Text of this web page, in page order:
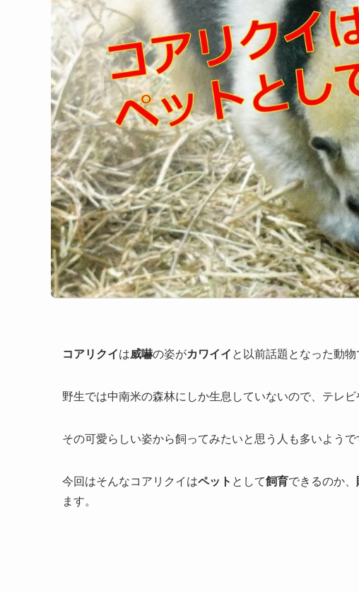
コアリクイは威嚇の姿がカワイイと以前話題となった動物
野生では中南米の森林にしか生息していないので、テレ
その可愛らしい姿から飼ってみたいと思う人も多いようで
今回はそんなコアリクイはペット として飼育できるのか、
ます。